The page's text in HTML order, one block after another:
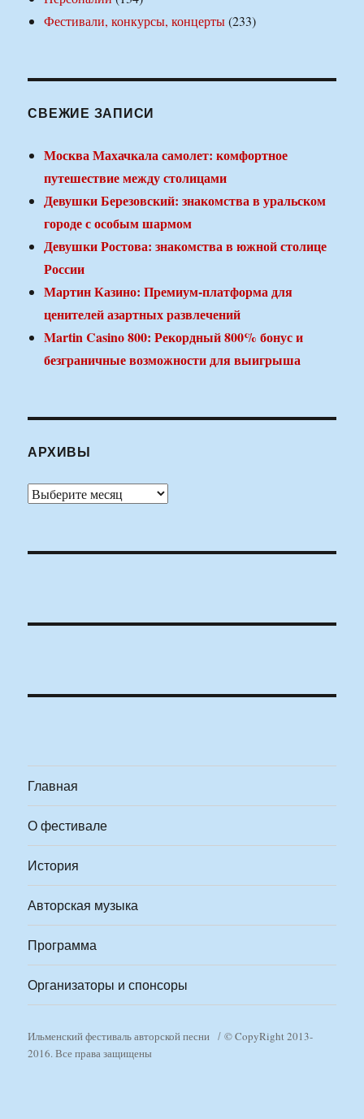
Фестивали, конкурсы, концерты(233)
СВЕЖИЕ ЗАПИСИ
Москва Махачкала самолет: комфортное
путешествие между столицами
Девушки Березовский: знакомства в уральском
городе с особым шармом
Девушки Ростова: знакомства в южной столице
России
Мартин Казино: Премиум-платформа для
ценителей азартных развлечений
Martin Casino 800: Рекордный 800% бонус и
безграничные возможности для выигрыша
АРХИВЫ
Архивы
Главная
О фестивале
История
Авторская музыка
Программа
Организаторы и спонсоры
Ильменский фестиваль авторской песни
© CopyRight 2013-
2016. Все права защищены